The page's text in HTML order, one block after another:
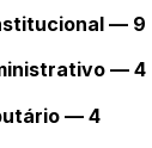
— 9
— 4
— 4